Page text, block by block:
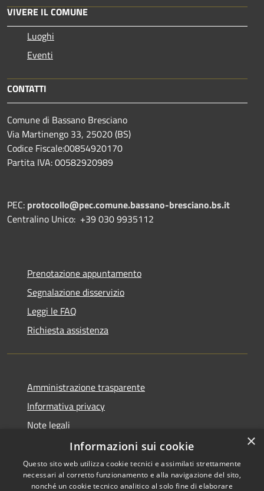
VIVERE IL COMUNE
Luoghi
Eventi
CONTATTI
Comune di Bassano Bresciano
Via Martinengo 33, 25020 (BS)
Codice Fiscale:00854920170
Partita IVA: 00582920989
PEC: protocollo@pec.comune.bassano-bresciano.bs.it
Centralino Unico: +39 030 9935112
Prenotazione appuntamento
Segnalazione disservizio
Leggi le FAQ
Richiesta assistenza
Amministrazione trasparente
Informativa privacy
Note legali
Dichiarazione di accessibilità
×
Informazioni sui cookie
Questo sito web utilizza cookie tecnici e assimilati strettamente
necessari al corretto funzionamento e alla navigazione del sito,
nonché un cookie tecnico analitico al solo fine di elaborare